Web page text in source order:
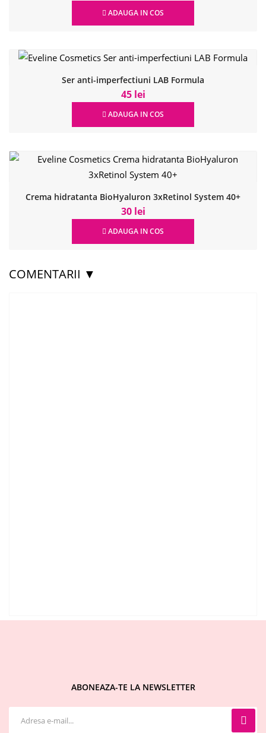
ADAUGA IN COS
Ser anti-imperfectiuni LAB Formula
45 lei
ADAUGA IN COS
Crema hidratanta BioHyaluron 3xRetinol System 40+
30 lei
ADAUGA IN COS
COMENTARII ▼
ABONEAZA-TE LA NEWSLETTER